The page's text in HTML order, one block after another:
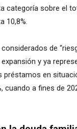
categoría sobre el
10,8%.
de
y ya
en
cuando a fines de